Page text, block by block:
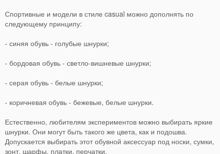
Спортивные и модели в стиле casual можно дополнять по
следующему принципу:
- синяя обувь - голубые шнурки;
- бордовая обувь - светло-вишневые шнурки;
- серая обувь - белые шнурки;
- коричневая обувь - бежевые, белые шнурки.
Естественно, любителям экспериментов можно выбирать яркие
шнурки. Они могут быть такого же цвета, как и подошва.
Допускается выбирать этот обувной аксессуар под носки, сумки,
зонт, шарфы, платки, перчатки.